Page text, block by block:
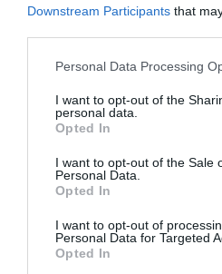
Downstream Participants that
Personal Data Processing
I want to opt-out of the
personal data.
Opted In
I want to opt-out of the Sale
Personal Data.
Opted In
I want to opt-out of
Personal Data for Targeted
Opted In
De moment,
transparència i
lliure encara
on la Comissió
el nas
a allò que es coneix com a
Il·legal des del punt de